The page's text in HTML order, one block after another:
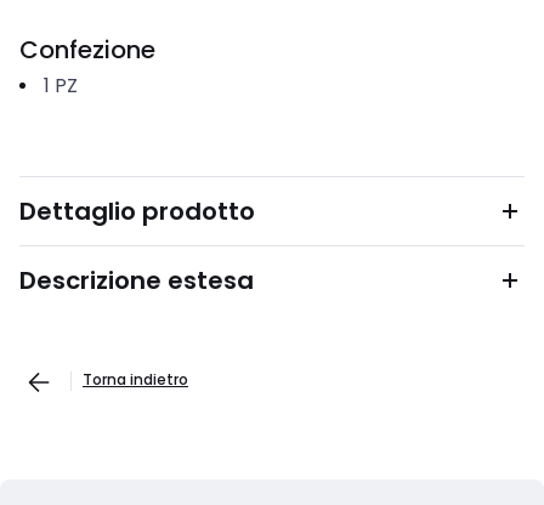
Confezione
1 PZ
Dettaglio prodotto
Descrizione estesa
Torna indietro